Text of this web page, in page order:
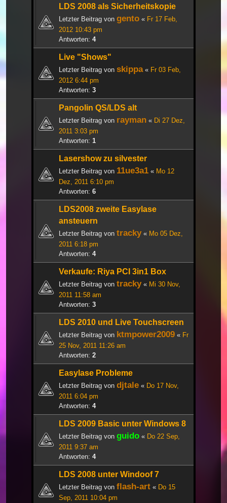
LDS 2008 als Sicherheitskopie
Letzter Beitrag von gento « Fr 17 Feb,
2012 10:43 pm
Antworten: 4
Live "Shows"
Letzter Beitrag von skippa« Fr 03 Feb,
2012 6:44 pm
Antworten: 3
Pangolin QS/LDS alt
Letzter Beitrag von rayman « Di 27 Dez,
2011 3:03 pm
Antworten: 1
Lasershow zu silvester
Letzter Beitrag von 11ue3a1 « Mo 12
Dez, 2011 6:10 pm
Antworten: 6
LDS2008 zweite Easylase
ansteuern
Letzter Beitrag von tracky« Mo 05 Dez,
2011 6:18 pm
Antworten: 4
Verkaufe: Riya PCI 3in1 Box
Letzter Beitrag von tracky« Mi 30 Nov,
2011 11:58 am
Antworten: 3
LDS 2010 und Live Touchscreen
Letzter Beitrag von ktmpower2009 « Fr
25 Nov, 2011 11:26 am
Antworten: 2
Easylase Probleme
Letzter Beitrag von djtale « Do 17 Nov,
2011 6:04 pm
Antworten: 4
LDS 2009 Basic unter Windows 8
Letzter Beitrag von guido « Do 22 Sep,
2011 9:37 am
Antworten: 4
LDS 2008 unter Windoof 7
Letzter Beitrag von flash-art « Do 15
Sep, 2011 10:04 pm